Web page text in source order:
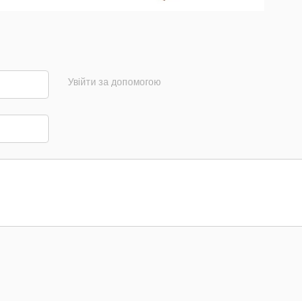
Увійти за допомогою